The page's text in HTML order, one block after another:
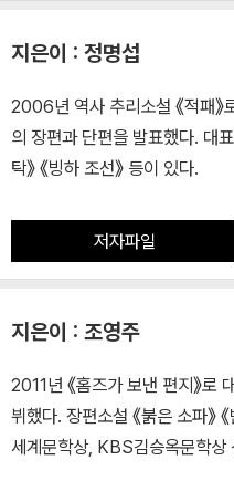
지은이 : 정명섭
2006년 역사 추리소설 《적패
의 장편과 단편을 발표했다. 대표
탁》 《빙하 조선》 등이 있다.
저자파일
지은이 : 조영주
2011년 《홈즈가 보낸 편지》로
뷔했다. 장편소설 《붉은 소파》
세계문학상, KBS김승옥문학상